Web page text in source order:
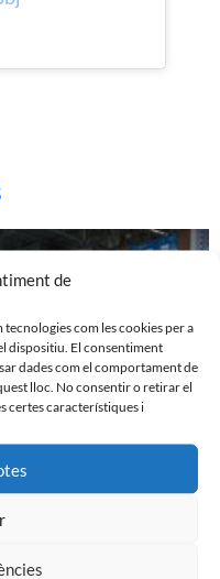
de
com les cookies per a
dispositiu. El consentiment
dades com el comportament de
lloc. No consentir o retirar el
certes característiques i
LA CULTURAL A LA